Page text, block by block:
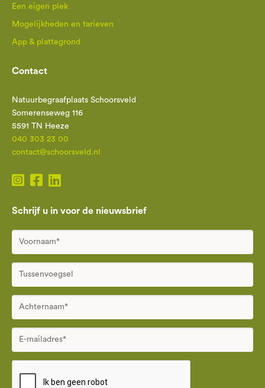
Een eigen plek
Mogelijkheden en tarieven
App & plattegrond
Contact
Natuurbegraafplaats Schoorsveld
Somerenseweg 116
5591 TN Heeze
040 303 23 00
contact@schoorsveld.nl
Schrijf u in voor de nieuwsbrief